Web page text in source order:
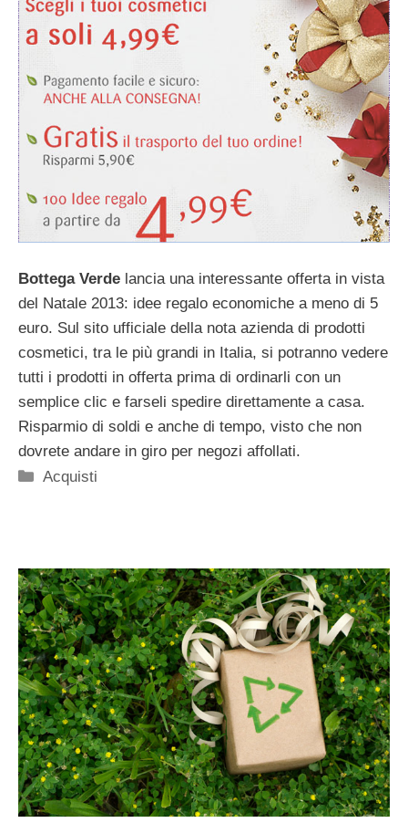
Bottega Verde lancia una interessante offerta in vista
del Natale 2013: idee regalo economiche a meno di 5
euro. Sul sito ufficiale della nota azienda di prodotti
cosmetici, tra le più grandi in Italia, si potranno vedere
tutti i prodotti in offerta prima di ordinarli con un
semplice clic e farseli spedire direttamente a casa.
Risparmio di soldi e anche di tempo, visto che non
dovrete andare in giro per negozi affollati.
Categorie
Acquisti